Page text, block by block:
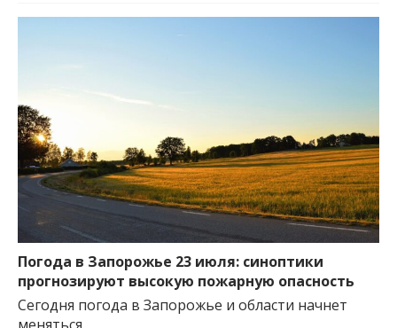
Погода в Запорожье 23 июля: синоптики
прогнозируют высокую пожарную опасность
Сегодня погода в Запорожье и области начнет